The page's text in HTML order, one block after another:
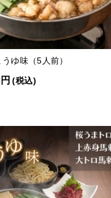
ゆ味（5人前）
円 (税込)